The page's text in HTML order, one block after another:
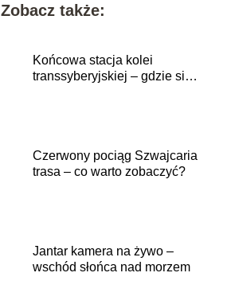
Zobacz także:
Końcowa stacja kolei
transsyberyjskiej – gdzie się
Czerwony pociąg Szwajcaria
trasa – co warto zobaczyć?
Jantar kamera na żywo –
wschód słońca nad morzem